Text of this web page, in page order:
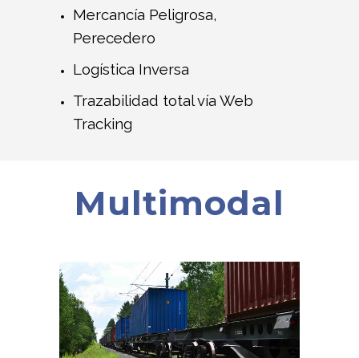
Mercancía Peligrosa,
Perecedero
Logística Inversa
Trazabilidad total vía Web
Tracking
Multimodal